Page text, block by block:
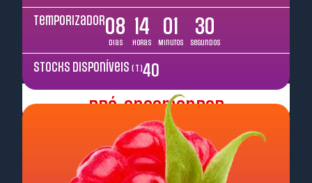
Temporizador08
Dias
14
Horas
01
Minutos
29
Segundos
Stocks disponíveis ( T )40
Pré-encomendar